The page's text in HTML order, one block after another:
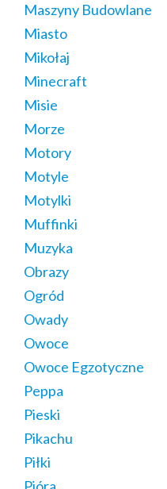
Maszyny Budowlane
Miasto
Mikołaj
Minecraft
Misie
Morze
Motory
Motyle
Motylki
Muffinki
Muzyka
Obrazy
Ogród
Owady
Owoce
Owoce Egzotyczne
Peppa
Pieski
Pikachu
Piłki